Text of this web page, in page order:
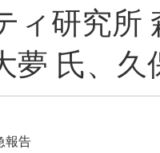
ィ研究所
夢 氏、久
報告